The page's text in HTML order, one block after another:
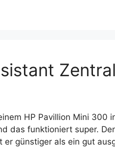
HP Pavillion Mini 300
das funktioniert super.
er günstiger als ein gut